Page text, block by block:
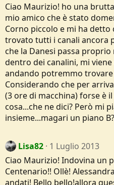
Ciao Maurizio! ho una
mio amico che è stato
Corno piccolo e mi ha detto
trovato tutti i canali ancora
che la Danesi passa
dentro dei canalini, mi
andando potremmo trovare
Considerando che per
(3 ore di macchina) forse è
cosa...che ne dici? Però mi
insieme...magari un piano B?
Lisa82 1 Luglio 2013
Ciao Maurizio! Indovina un
Centenario!! Ollè!
andati! Bello bello!allora